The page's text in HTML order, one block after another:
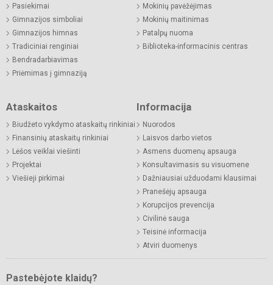
Pasiekimai
Gimnazijos simboliai
Gimnazijos himnas
Tradiciniai renginiai
Bendradarbiavimas
Priėmimas į gimnaziją
Mokinių pavėžėjimas
Mokinių maitinimas
Patalpų nuoma
Biblioteka-informacinis centras
Ataskaitos
Biudžeto vykdymo ataskaitų rinkiniai
Finansinių ataskaitų rinkiniai
Lėšos veiklai viešinti
Projektai
Viešieji pirkimai
Informacija
Nuorodos
Laisvos darbo vietos
Asmens duomenų apsauga
Konsultavimasis su visuomene
Dažniausiai užduodami klausimai
Pranešėjų apsauga
Korupcijos prevencija
Civilinė sauga
Teisinė informacija
Atviri duomenys
Pastebėjote klaidų?